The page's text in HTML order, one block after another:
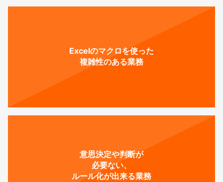
Excelのマクロを使った
複雑性のある業務
意思決定や判断が
必要ない、
ルール化が出来る業務